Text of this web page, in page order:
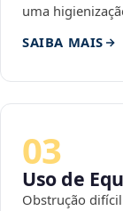
uma
SAIBA MAIS
03
Uso de
Obstrução